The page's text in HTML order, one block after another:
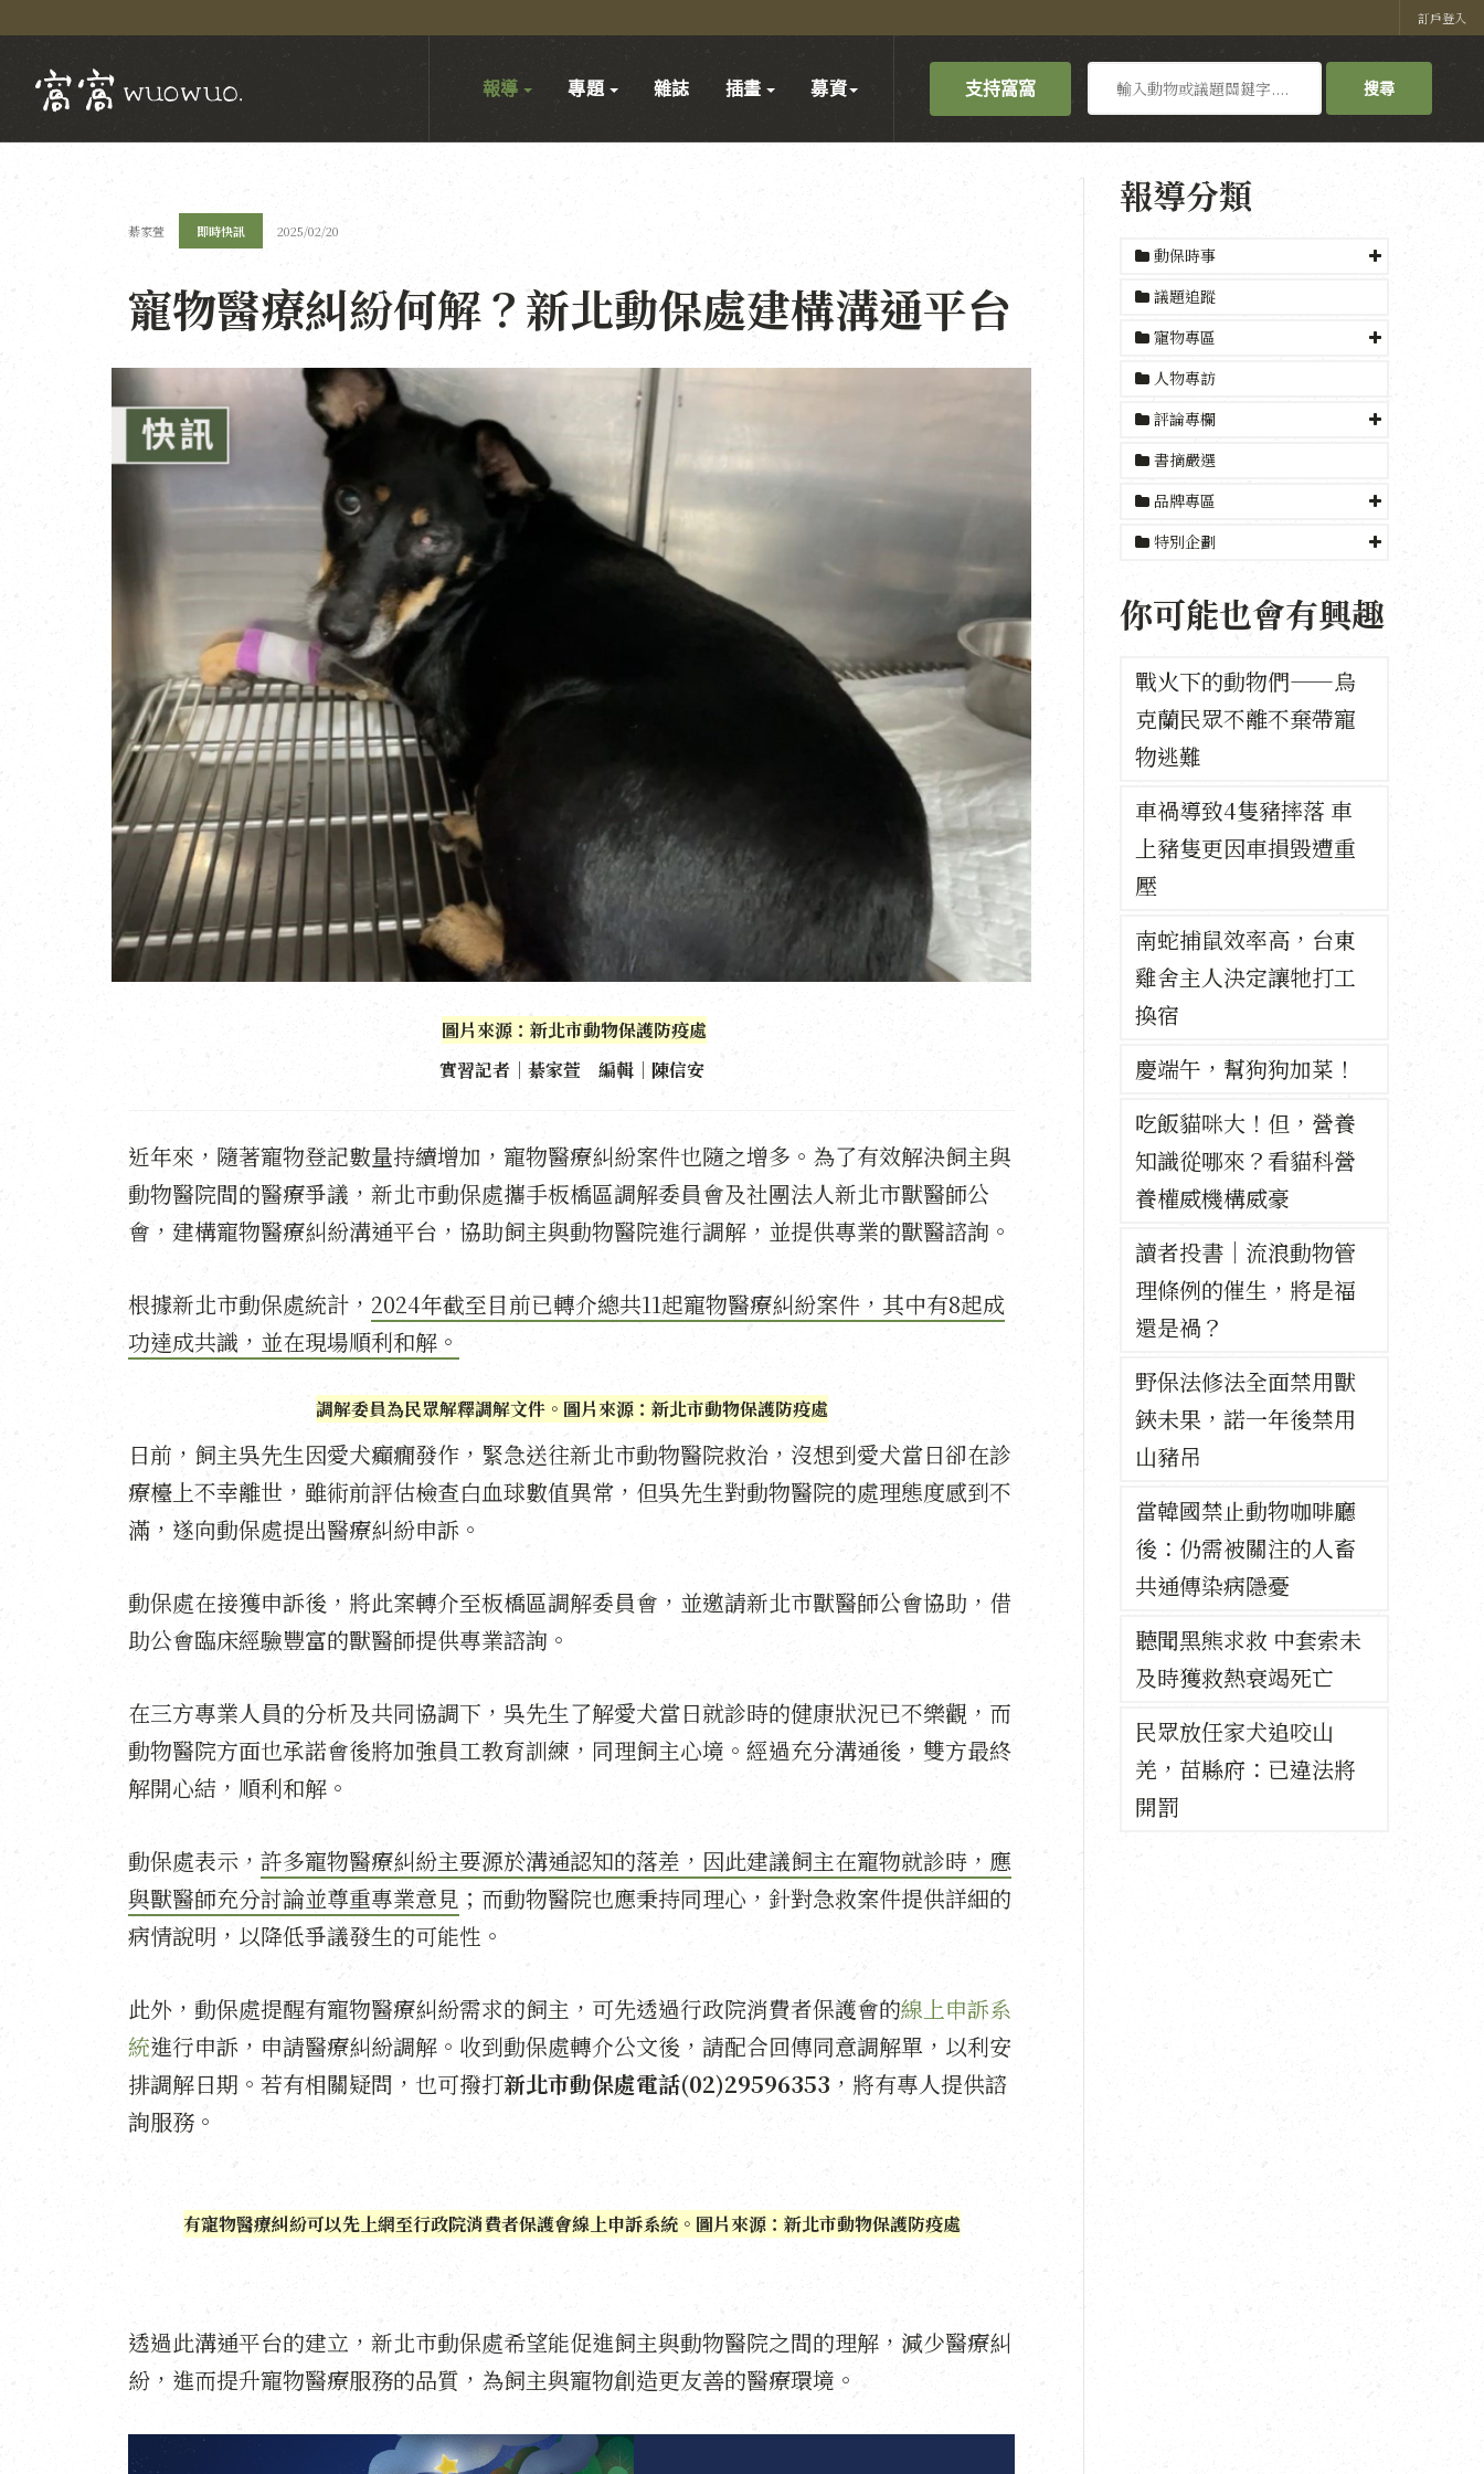
訂戶登入
支持窩窩
尋
搜尋
報導 專題 雜誌 插畫 募資
綦家萱 即時快訊 2025/02/20
寵物醫療糾紛何解？新北動保處建構溝通平台
圖片來源：新北市動物保護防疫處
實習記者｜綦家萱 編輯｜陳信安
近年來，隨著寵物登記數量持續增加，寵物醫療糾紛案件也隨之增多。為了有效解決飼主與
動物醫院間的醫療爭議，新北市動保處攜手板橋區調解委員會及社團法人新北市獸醫師公
會，建構寵物醫療糾紛溝通平台，協助飼主與動物醫院進行調解，並提供專業的獸醫諮詢。
根據新北市動保處統計， 2024年截至目前已轉介總共11起寵物醫療糾紛案件，其中有8起成
功達成共識，並在現場順利和解。
調解委員為民眾解釋調解文件。圖片來源：新北市動物保護防疫處
日前，飼主吳先生因愛犬癲癇發作，緊急送往新北市動物醫院救治，沒想到愛犬當日卻在診
療檯上不幸離世，雖術前評估檢查白血球數值異常，但吳先生對動物醫院的處理態度感到不
滿，遂向動保處提出醫療糾紛申訴。
動保處在接獲申訴後，將此案轉介至板橋區調解委員會，並邀請新北市獸醫師公會協助，借
助公會臨床經驗豐富的獸醫師提供專業諮詢。
在三方專業人員的分析及共同協調下，吳先生了解愛犬當日就診時的健康狀況已不樂觀，而
動物醫院方面也承諾會後將加強員工教育訓練，同理飼主心境。經過充分溝通後，雙方最終
解開心結，順利和解。
動保處表示， 許多寵物醫療糾紛主要源於溝通認知的落差，因此建議飼主在寵物就診時，應
與獸醫師充分討論並尊重專業意見 ；而動物醫院也應秉持同理心，針對急救案件提供詳細的
病情說明，以降低爭議發生的可能性。
此外，動保處提醒有寵物醫療糾紛需求的飼主，可先透過行政院消費者保護會的線上申訴系
統進行申訴，申請醫療糾紛調解。收到動保處轉介公文後，請配合回傳同意調解單，以利安
排調解日期。若有相關疑問，也可撥打新北市動保處電話(02)29596353 ，將有專人提供諮
詢服務。
有寵物醫療糾紛可以先上網至行政院消費者保護會線上申訴系統。圖片來源：新北市動物保護防疫處
透過此溝通平台的建立，新北市動保處希望能促進飼主與動物醫院之間的理解，減少醫療糾
紛，進而提升寵物醫療服務的品質，為飼主與寵物創造更友善的醫療環境。
報導分類
動保時事
議題追蹤
寵物專區
人物專訪
評論專欄
書摘嚴選
品牌專區
特別企劃
你可能也會有興趣
戰火下的動物們——烏
克蘭民眾不離不棄帶寵
物逃難
車禍導致4隻豬摔落 車
上豬隻更因車損毀遭重
壓
南蛇捕鼠效率高，台東
雞舍主人決定讓牠打工
換宿
慶端午，幫狗狗加菜！
吃飯貓咪大！但，營養
知識從哪來？看貓科營
養權威機構威豪
讀者投書｜流浪動物管
理條例的催生，將是福
還是禍？
野保法修法全面禁用獸
鋏未果，諾一年後禁用
山豬吊
當韓國禁止動物咖啡廳
後：仍需被關注的人畜
共通傳染病隱憂
聽聞黑熊求救 中套索未
及時獲救熱衰竭死亡
民眾放任家犬追咬山
羌，苗縣府：已違法將
開罰